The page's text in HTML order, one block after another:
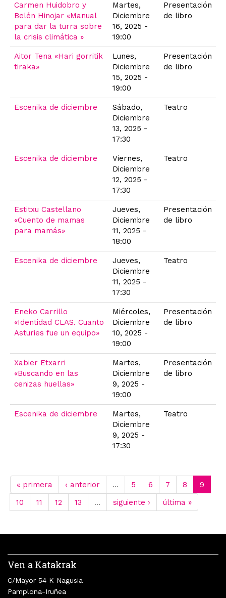
Carmen Huidobro y
Belén Hinojar «Manual
para dar la turra sobre
la crisis climática »
Martes,
Diciembre
16, 2025 -
19:00
Presentación
de libro
Aitor Tena «Hari gorritik
tiraka»
Lunes,
Diciembre
15, 2025 -
19:00
Presentación
de libro
Escenika de diciembre
Sábado,
Diciembre
13, 2025 -
17:30
Teatro
Escenika de diciembre
Viernes,
Diciembre
12, 2025 -
17:30
Teatro
Estitxu Castellano
«Cuento de mamas
para mamás»
Jueves,
Diciembre
11, 2025 -
18:00
Presentación
de libro
Escenika de diciembre
Jueves,
Diciembre
11, 2025 -
17:30
Teatro
Eneko Carrillo
«Identidad CLAS. Cuanto
Asturies fue un equipo»
Miércoles,
Diciembre
10, 2025 -
19:00
Presentación
de libro
Xabier Etxarri
«Buscando en las
cenizas huellas»
Martes,
Diciembre
9, 2025 -
19:00
Presentación
de libro
Escenika de diciembre
Martes,
Diciembre
9, 2025 -
17:30
Teatro
« primera ‹ anterior … 5 6 7 8
9
10
11 12 13 … siguiente › última »
Ven a Katakrak
C/Mayor 54 K Nagusia
Pamplona-Iruñea